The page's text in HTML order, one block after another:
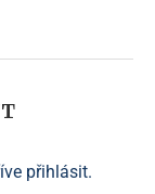
přihlásit.